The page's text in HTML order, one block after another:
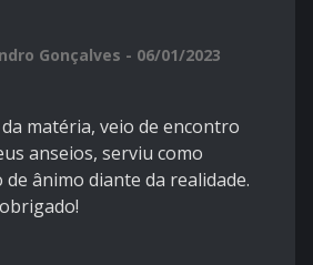
Gonçalves - 06/01/2023
matéria, veio de encontro
anseios, serviu como
de ânimo diante da realidade.